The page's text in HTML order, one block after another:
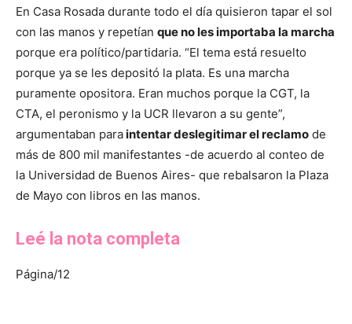
En Casa Rosada durante todo el día quisieron tapar el sol
con las manos y repetían que no les importaba la marcha
porque era político/partidaria. “El tema está resuelto
porque ya se les depositó la plata. Es una marcha
puramente opositora. Eran muchos porque la CGT, la
CTA, el peronismo y la UCR llevaron a su gente”,
argumentaban paraintentar deslegitimar el reclamo de
más de 800 mil manifestantes -de acuerdo al conteo de
la Universidad de Buenos Aires- que rebalsaron la Plaza
de Mayo con libros en las manos.
Leé la nota completa
Página/12